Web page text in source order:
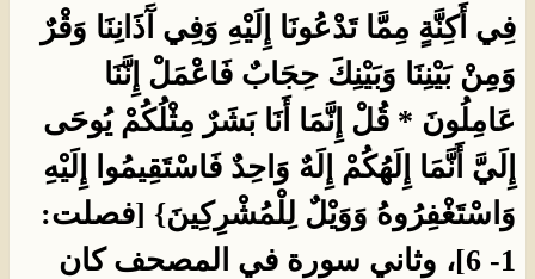
فِي أَكِنَّةٍ مِمَّا تَدْعُونَا إِلَيْهِ وَفِي آَذَانِنَا وَقْرٌ
وَمِنْ بَيْنِنَا وَبَيْنِكَ حِجَابٌ فَاعْمَلْ إِنَّنَا
عَامِلُونَ * قُلْ إِنَّمَا أَنَا بَشَرٌ مِثْلُكُمْ يُوحَى
إِلَيَّ أَنَّمَا إِلَهُكُمْ إِلَهٌ وَاحِدٌ فَاسْتَقِيمُوا إِلَيْهِ
وَاسْتَغْفِرُوهُ وَوَيْلٌ لِلْمُشْرِكِينَ} [فصلت:
1- 6]، وثاني سورة في المصحف كان